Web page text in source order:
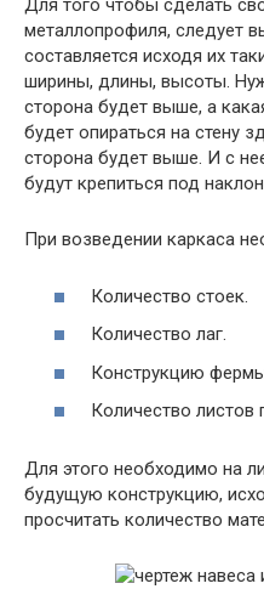
Для того чтобы сделать
металлопрофиля, следует
составляется исходя их
ширины, длины, высоты.
сторона будет выше, а
будет опираться на стену
сторона будет выше. И с
будут крепиться под
При возведении каркаса
Количество стоек.
Количество лаг.
Конструкцию
Количество листов
Для этого необходимо на
будущую конструкцию,
просчитать количество